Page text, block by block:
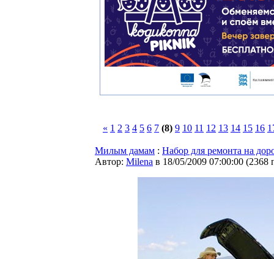
« 1 2 3 4 5 6 7 (8) 9 10 11 12 13 14 15 16
Милым дамам : Набор для ремонта на
Автор: Milena в 18/05/2009 07:00:00 (2368